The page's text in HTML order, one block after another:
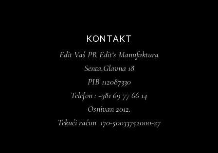
KONTAKT
Edit Vaš PR Edit‘s Manufaktura
Senta,Glavna 18
PIB 112087330
Telefon : +381 69 77 66 14
Osnivan 2012.
Tekući račun 170-50033752000-27